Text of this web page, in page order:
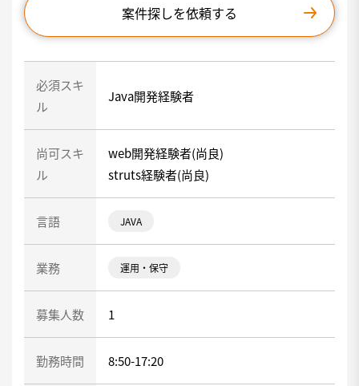
案件探しを依頼する
必須スキ
ル
Java開発経験者
尚可スキ
ル
web開発経験者(尚良)
struts経験者(尚良)
言語 JAVA
業務 運用・保守
募集人数 1
勤務時間 8:50-17:20